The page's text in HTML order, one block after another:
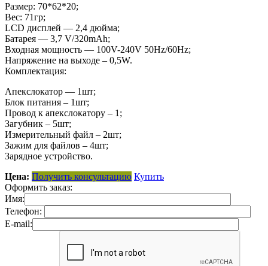
Размер: 70*62*20;
Вес: 71гр;
LCD дисплей — 2,4 дюйма;
Батарея — 3,7 V/320mAh;
Входная мощность — 100V-240V 50Hz/60Hz;
Напряжение на выходе – 0,5W.
Комплектация:
Апекслокатор — 1шт;
Блок питания – 1шт;
Провод к апекслокатору – 1;
Загубник – 5шт;
Измерительный файл – 2шт;
Зажим для файлов – 4шт;
Зарядное устройство.
Цена: Получить консультацию Купить
Оформить заказ:
Имя:
Телефон:
E-mail: